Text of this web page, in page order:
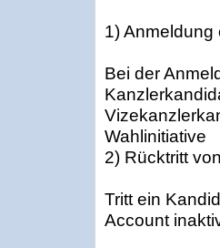
1)
Bei der
Wahlinitiative
2) Rücktritt
Tritt ein
Account